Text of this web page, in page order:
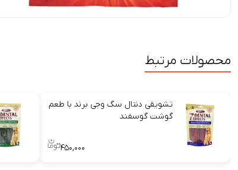
محصولات مرتبط
تشویقی دنتال سگ وجی برند با طعم
گوشت گوسفند
۴۵۰,۰۰۰